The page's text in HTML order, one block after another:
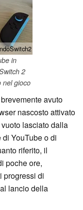
in
2
nel gioco
avuto
nascosto attivato
lasciato dalla
YouTube o di
riferito, il
poche ore,
progressi di
lancio della